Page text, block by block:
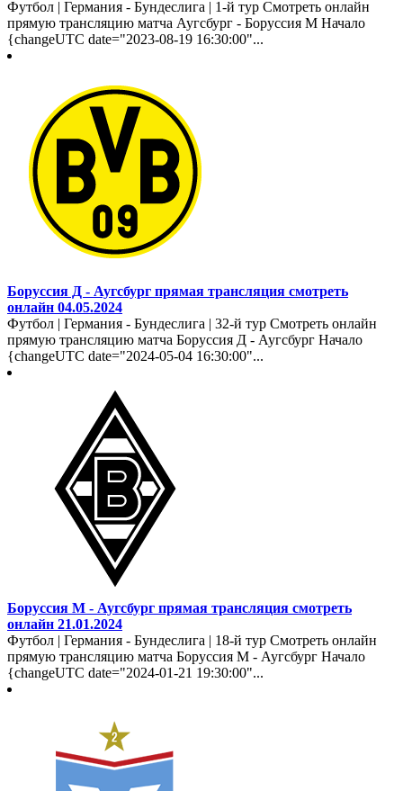
Футбол | Германия - Бундеслига | 1-й тур Смотреть онлайн
прямую трансляцию матча Аугсбург - Боруссия М Начало
{changeUTC date="2023-08-19 16:30:00"...
Боруссия Д - Аугсбург прямая трансляция смотреть
онлайн 04.05.2024
Футбол | Германия - Бундеслига | 32-й тур Смотреть онлайн
прямую трансляцию матча Боруссия Д - Аугсбург Начало
{changeUTC date="2024-05-04 16:30:00"...
Боруссия М - Аугсбург прямая трансляция смотреть
онлайн 21.01.2024
Футбол | Германия - Бундеслига | 18-й тур Смотреть онлайн
прямую трансляцию матча Боруссия М - Аугсбург Начало
{changeUTC date="2024-01-21 19:30:00"...